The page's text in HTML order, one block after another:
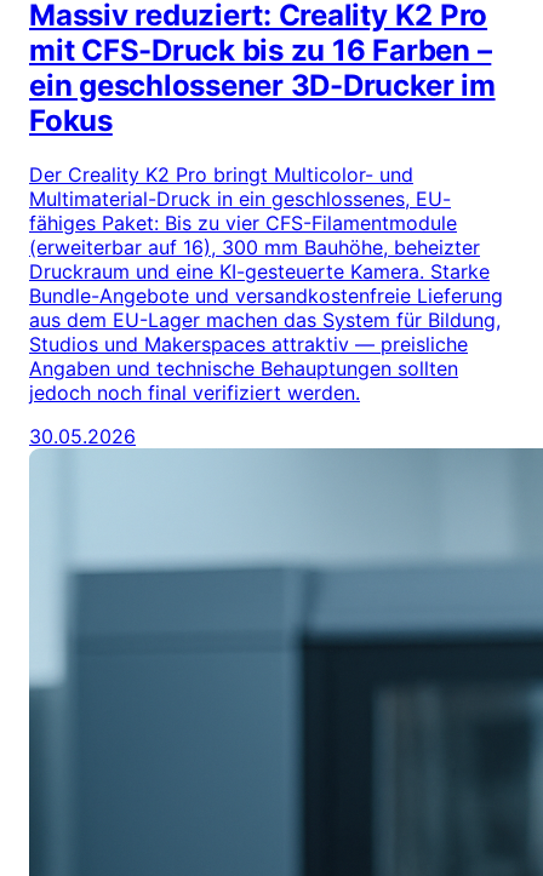
Massiv reduziert: Creality K2 Pro
mit CFS-Druck bis zu 16 Farben –
ein geschlossener 3D-Drucker im
Fokus
Der Creality K2 Pro bringt Multicolor- und
Multimaterial-Druck in ein geschlossenes, EU-
fähiges Paket: Bis zu vier CFS-Filamentmodule
(erweiterbar auf 16), 300 mm Bauhöhe, beheizter
Druckraum und eine KI-gesteuerte Kamera. Starke
Bundle-Angebote und versandkostenfreie Lieferung
aus dem EU-Lager machen das System für Bildung,
Studios und Makerspaces attraktiv — preisliche
Angaben und technische Behauptungen sollten
jedoch noch final verifiziert werden.
30.05.2026